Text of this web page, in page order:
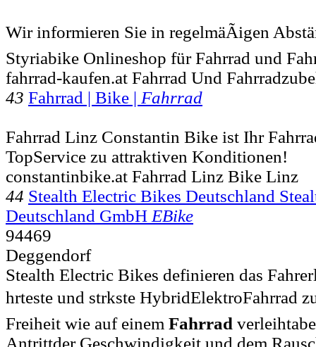
Wir informieren Sie in regelmäÃigen
Styriabike Onlineshop für Fahrrad und
fahrrad-kaufen.at Fahrrad Und
43 Fahrrad | Bike | Fahrrad
Fahrrad Linz Constantin Bike ist Ihr
TopService zu attraktiven Konditionen!
constantinbike.at Fahrrad Linz Bike Linz
44 Stealth Electric Bikes Deutschland
Deutschland GmbH EBike
94469
Deggendorf
Stealth Electric Bikes definieren das
hrteste und strkste HybridElektroFahrrad
Freiheit wie auf einem Fahrrad
Antrittder Geschwindigkeit und dem